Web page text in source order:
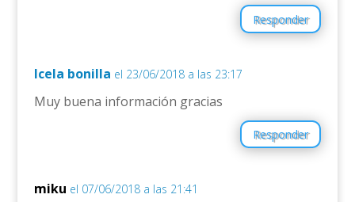
Responder
Icela bonilla el 23/06/2018 a las 23:17
Muy buena información gracias
Responder
miku el 07/06/2018 a las 21:41